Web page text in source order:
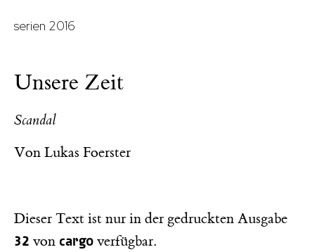
serien 2016
Unsere Zeit
Scandal
Von Lukas Foerster
Dieser Text ist nur in der gedruckten Ausgabe
32 von cargo verfügbar.